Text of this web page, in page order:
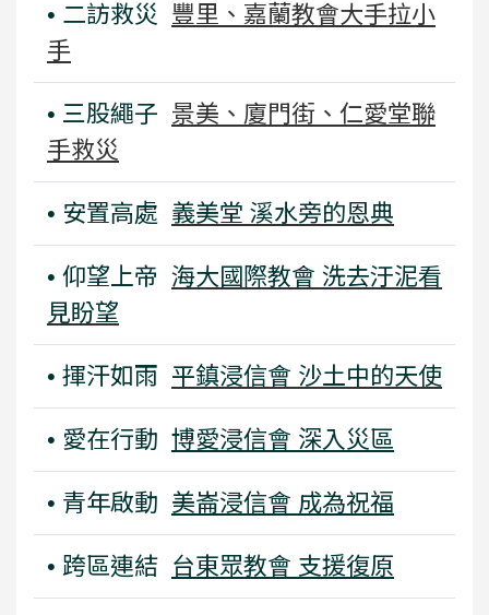
• 二訪救災 豐里、嘉蘭教會大手拉小
手
• 三股繩子 景美、廈門街、仁愛堂聯
手救災
• 安置高處 義美堂 溪水旁的恩典
• 仰望上帝 海大國際教會 洗去汙泥看
見盼望
• 揮汗如雨 平鎮浸信會 沙土中的天使
• 愛在行動 博愛浸信會 深入災區
• 青年啟動 美崙浸信會 成為祝福
• 跨區連結 台東眾教會 支援復原